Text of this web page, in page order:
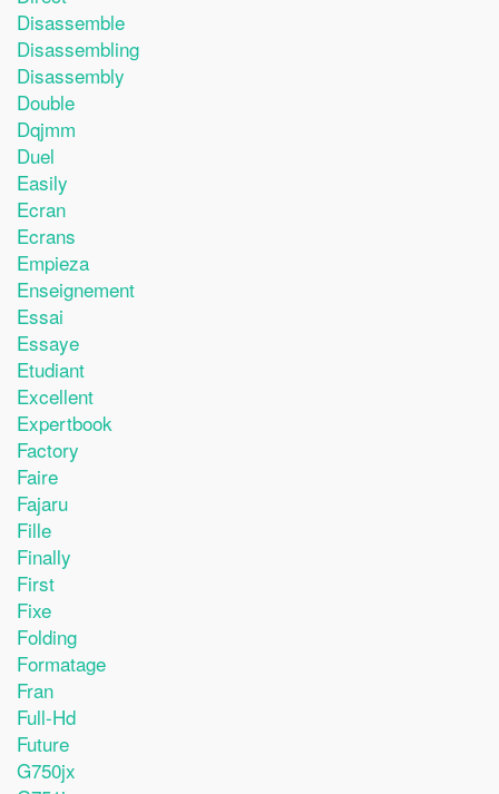
Disassemble
Disassembling
Disassembly
Double
Dqjmm
Duel
Easily
Ecran
Ecrans
Empieza
Enseignement
Essai
Essaye
Etudiant
Excellent
Expertbook
Factory
Faire
Fajaru
Fille
Finally
First
Fixe
Folding
Formatage
Fran
Full-Hd
Future
G750jx